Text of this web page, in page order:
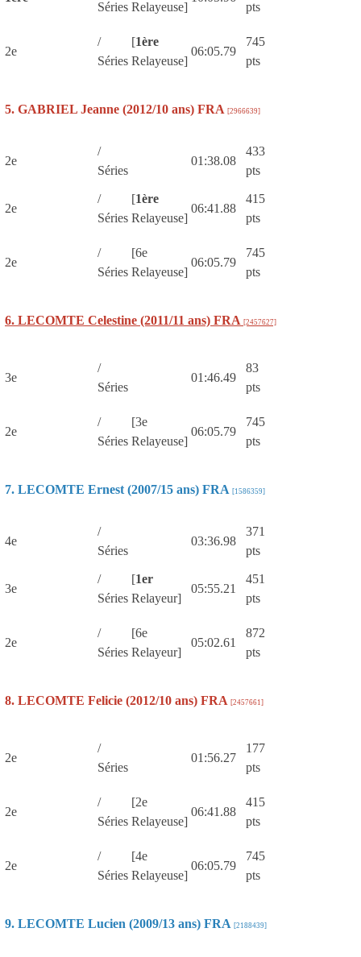
Séries Relayeuse] pts
2e
/
Séries
[1ère
Relayeuse]
06:05.79
745
pts
5. GABRIEL Jeanne (2012/10 ans) FRA [2966639]
2e
/
Séries
01:38.08
433
pts
2e
/
Séries
[1ère
Relayeuse]
06:41.88
415
pts
2e
/
Séries
[6e
Relayeuse]
06:05.79
745
pts
6. LECOMTE Celestine (2011/11 ans) FRA [2457627]
3e
/
Séries
01:46.49
83
pts
2e
/
Séries
[3e
Relayeuse]
06:05.79
745
pts
7. LECOMTE Ernest (2007/15 ans) FRA [1586359]
4e
/
Séries
03:36.98
371
pts
3e
/
Séries
[1er
Relayeur]
05:55.21
451
pts
2e
/
Séries
[6e
Relayeur]
05:02.61
872
pts
8. LECOMTE Felicie (2012/10 ans) FRA [2457661]
2e
/
Séries
01:56.27
177
pts
2e
/
Séries
[2e
Relayeuse]
06:41.88
415
pts
2e
/
Séries
[4e
Relayeuse]
06:05.79
745
pts
9. LECOMTE Lucien (2009/13 ans) FRA [2188439]